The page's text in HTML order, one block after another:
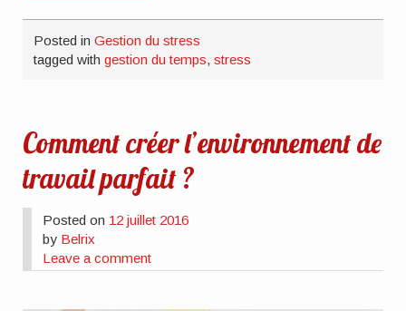
Posted inGestion du stress
tagged withgestion du temps,stress
Comment créer l’environnement de
travail parfait ?
Posted on 12 juillet 2016
by Belrix
Leave a comment